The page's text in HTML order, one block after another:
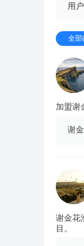
用
全部
加盟谢
谢
谢金花
目。